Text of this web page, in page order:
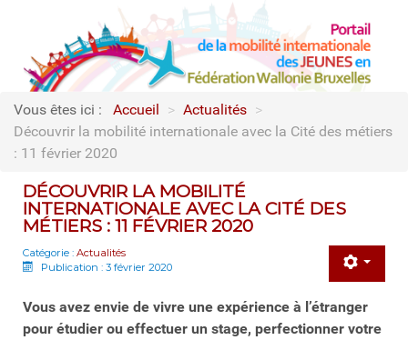
Vous êtes ici : Accueil > Actualités >
Découvrir la mobilité internationale avec la Cité des métiers
: 11 février 2020
DÉCOUVRIR LA MOBILITÉ
INTERNATIONALE AVEC LA CITÉ DES
MÉTIERS : 11 FÉVRIER 2020
Catégorie : Actualités
Publication : 3 février 2020
Vous avez envie de vivre une expérience à l’étranger
pour étudier ou effectuer un stage, perfectionner votre